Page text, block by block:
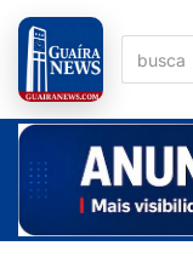
Pular
para
o
conteúdo